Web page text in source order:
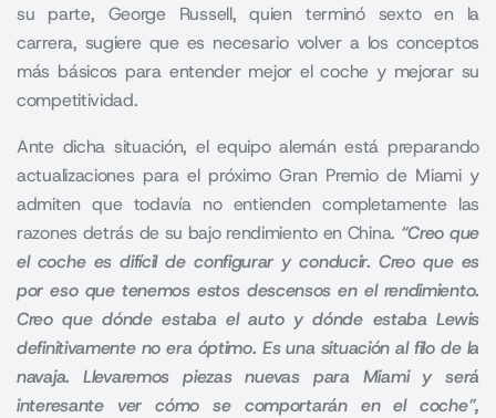
su parte, George Russell, quien terminó sexto en la
carrera, sugiere que es necesario volver a los conceptos
más básicos para entender mejor el coche y mejorar su
competitividad.
Ante dicha situación, el equipo alemán está preparando
actualizaciones para el próximo Gran Premio de Miami y
admiten que todavía no entienden completamente las
razones detrás de su bajo rendimiento en China. “Creo que
el coche es difícil de configurar y conducir. Creo que es
por eso que tenemos estos descensos en el rendimiento.
Creo que dónde estaba el auto y dónde estaba Lewis
definitivamente no era óptimo. Es una situación al filo de la
navaja. Llevaremos piezas nuevas para Miami y será
interesante ver cómo se comportarán en el coche”,